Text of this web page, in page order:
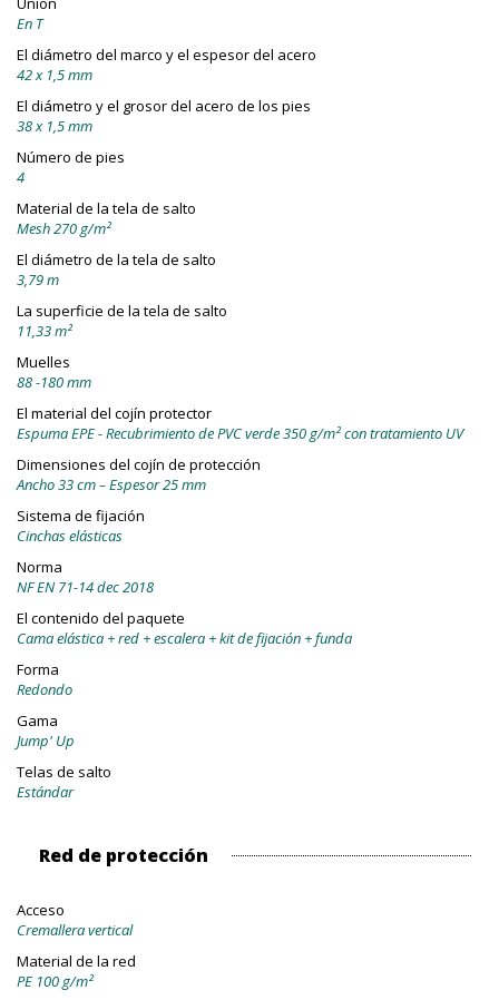
En T
El diámetro del marco y el espesor del acero
42 x 1,5 mm
El diámetro y el grosor del acero de los pies
38 x 1,5 mm
Número de pies
4
Material de la tela de salto
Mesh 270 g/m²
El diámetro de la tela de salto
3,79 m
La superficie de la tela de salto
11,33 m²
Muelles
88 -180 mm
El material del cojín protector
Espuma EPE - Recubrimiento de PVC verde 350 g/m² con tratamiento UV
Dimensiones del cojín de protección
Ancho 33 cm – Espesor 25 mm
Sistema de fijación
Cinchas elásticas
Norma
NF EN 71-14 dec 2018
El contenido del paquete
Cama elástica + red + escalera + kit de fijación + funda
Forma
Redondo
Gama
Jump' Up
Telas de salto
Estándar
Red de protección
Acceso
Cremallera vertical
Material de la red
PE 100 g/m²